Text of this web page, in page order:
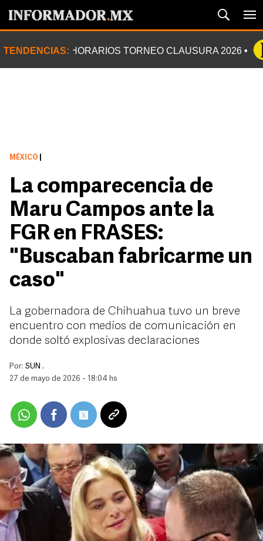
TENDENCIAS: HORARIOS TORNEO CLAUSURA 2026
MÉXICO
La comparecencia de
Maru Campos ante la
FGR en FRASES:
"Buscaban fabricarme un
caso"
La gobernadora de Chihuahua tuvo un breve
encuentro con medios de comunicación en
donde soltó explosivas declaraciones
Por: SUN .
27 de mayo de 2026 - 18:04 hs